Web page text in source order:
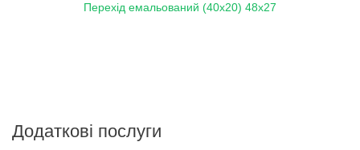
Перехід емальований (40х20) 48х27
Додаткові послуги